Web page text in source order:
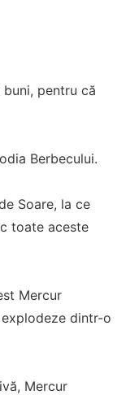
pentru că
Berbecului.
Soare, la ce
toate aceste
Mercur
dintr-o
Mercur